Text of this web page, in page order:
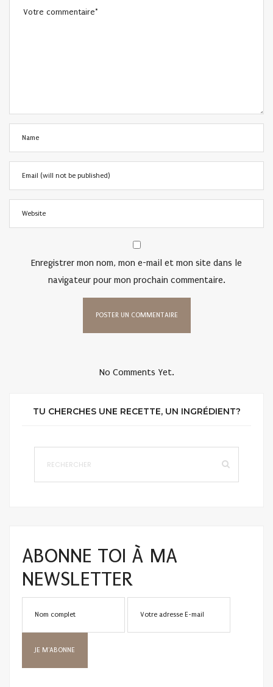
Enregistrer mon nom, mon e-mail et mon site dans le
navigateur pour mon prochain commentaire.
No Comments Yet.
TU CHERCHES UNE RECETTE, UN INGRÉDIENT?
ABONNE TOI À MA
NEWSLETTER